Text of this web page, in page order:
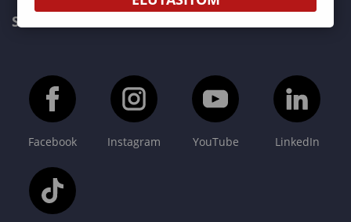
SOPRONI EGYETEM FŐOLDAL
Facebook Instagram YouTube LinkedIn